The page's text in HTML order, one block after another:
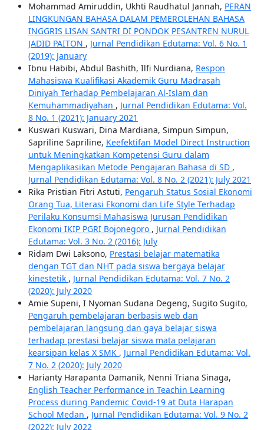
Mohammad Amiruddin, Ukhti Raudhatul Jannah, PERAN
LINGKUNGAN BAHASA DALAM PEMEROLEHAN BAHASA
INGGRIS LISAN SANTRI DI PONDOK PESANTREN NURUL
JADID PAITON , Jurnal Pendidikan Edutama: Vol. 6 No. 1
(2019): January
Ibnu Habibi, Abdul Bashith, Ilfi Nurdiana, Respon
Mahasiswa Kualifikasi Akademik Guru Madrasah
Diniyah Terhadap Pembelajaran Al-Islam dan
Kemuhammadiyahan , Jurnal Pendidikan Edutama: Vol.
8 No. 1 (2021): January 2021
Kuswari Kuswari, Dina Mardiana, Simpun Simpun,
Sapriline Sapriline, Keefektifan Model Direct Instruction
untuk Meningkatkan Kompetensi Guru dalam
Mengaplikasikan Metode Pengajaran Bahasa di SD ,
Jurnal Pendidikan Edutama: Vol. 8 No. 2 (2021): July 2021
Rika Pristian Fitri Astuti, Pengaruh Status Sosial Ekonomi
Orang Tua, Literasi Ekonomi dan Life Style Terhadap
Perilaku Konsumsi Mahasiswa Jurusan Pendidikan
Ekonomi IKIP PGRI Bojonegoro , Jurnal Pendidikan
Edutama: Vol. 3 No. 2 (2016): July
Ridam Dwi Laksono, Prestasi belajar matematika
dengan TGT dan NHT pada siswa bergaya belajar
kinestetik , Jurnal Pendidikan Edutama: Vol. 7 No. 2
(2020): July 2020
Amie Supeni, I Nyoman Sudana Degeng, Sugito Sugito,
Pengaruh pembelajaran berbasis web dan
pembelajaran langsung dan gaya belajar siswa
terhadap prestasi belajar siswa mata pelajaran
kearsipan kelas X SMK , Jurnal Pendidikan Edutama: Vol.
7 No. 2 (2020): July 2020
Harianty Harapanta Damanik, Nenni Triana Sinaga,
English Teacher Performance in Teachin Learning
Process during Pandemic Covid-19 at Duta Harapan
School Medan , Jurnal Pendidikan Edutama: Vol. 9 No. 2
(2022): July 2022